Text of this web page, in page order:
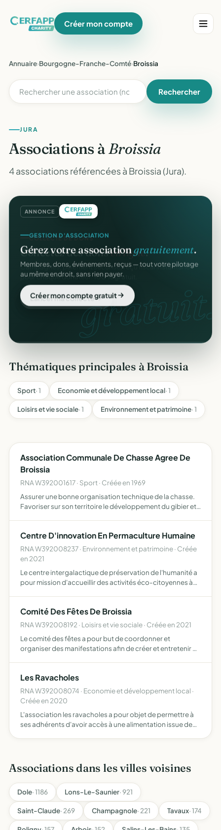
Créer mon compte
Annuaire›Bourgogne-Franche-Comté›Broissia
Rechercher
JURA
Associations àBroissia
4 associations référencées à Broissia (Jura).
ANNONCE
gratuit.
GESTION D'ASSOCIATION
Gérez votre associationgratuitement.
Membres, dons, événements, reçus — tout votre pilotage
au même endroit, sans rien payer.
Créer mon compte gratuit
COLLECTE DE DONS
Collectez des donsen ligne.
Campagnes, paiement sécurisé, reçu fiscal instantané
pour chaque donateur. 100 % gratuit.
Lancer ma collecte
Thématiques principales à Broissia
Sport· 1 Economie et développement local· 1
Loisirs et vie sociale· 1 Environnement et patrimoine· 1
Association Communale De Chasse Agree De
Broissia
RNA W392001617 · Sport · Créée en 1969
Assurer une bonne organisation technique de la chasse.
Favoriser sur son territoire le développement du gibier et
cynégétiqu…
Centre D'innovation En Permaculture Humaine
RNA W392008237 · Environnement et patrimoine · Créée
en 2021
Le centre intergalactique de préservation de l'humanité a
pour mission d'accueillir des activités éco-citoyennes à
Comité Des Fêtes De Broissia
RNA W392008192 · Loisirs et vie sociale · Créée en 2021
Le comité des fêtes a pour but de coordonner et
organiser des manifestations afin de créer et entretenir du
Les Ravacholes
RNA W392008074 · Economie et développement local ·
Créée en 2020
L'association les ravacholes a pour objet de permettre à
ses adhérents d'avoir accès à une alimentation issue de
Associations dans les villes voisines
Dole· 1186 Lons-Le-Saunier· 921
Saint-Claude· 269 Champagnole· 221 Tavaux· 174